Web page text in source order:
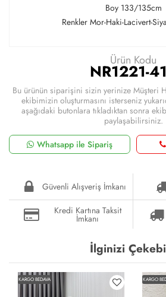
Boy 133/135cm
Renkler Mor-Haki-Lacivert-
Ürün Kodu
NR1221-
Bu ürünün siparişini sizin yerinize Müşteri
ekibimizin oluşturmasını isterseniz
aşağıdaki butonlara tıkladıktan sonra
paylaşabilirsiniz.
Whatsapp ile Sipariş
Güvenli Alışveriş İmkanı
Kredi Kartına Taksit
İmkanı
İlginizi
KARGO BEDAVA KARGO